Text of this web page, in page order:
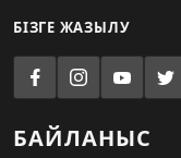
БІЗГЕ ЖАЗЫЛУ
БАЙЛАНЫС